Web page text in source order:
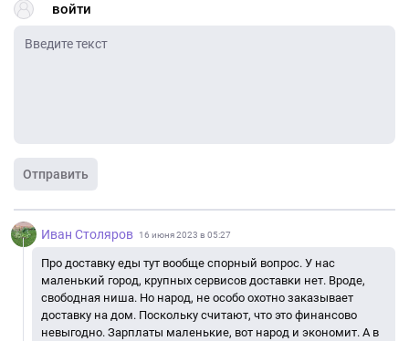
войти
Отправить
Иван Столяров 16 июня 2023 в 05:27
Про доставку еды тут вообще спорный вопрос. У нас
маленький город, крупных сервисов доставки нет. Вроде,
свободная ниша. Но народ, не особо охотно заказывает
доставку на дом. Поскольку считают, что это финансово
невыгодно. Зарплаты маленькие, вот народ и экономит. А в